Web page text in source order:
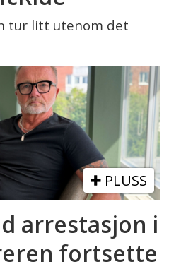
tur litt utenom det
PLUSS
arrestasjon i
fortsette